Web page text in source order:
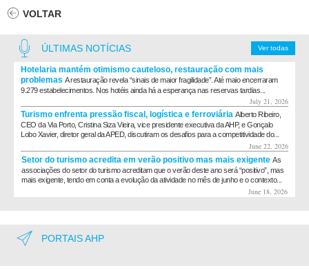
VOLTAR
Ver todas
ÚLTIMAS NOTÍCIAS
Hotelaria mantém otimismo cauteloso, restauração com mais
problemas A restauração revela “sinais de maior fragilidade”. Até maio encerraram
9.279 estabelecimentos. Nos hotéis ainda há a esperança nas reservas tardias...
July 21, 2026
Turismo enfrenta pressão fiscal, logística e ferroviária Alberto Ribeiro,
CEO da Via Porto, Cristina Siza Vieira, vice presidente executiva da AHP, e Gonçalo
Lobo Xavier, diretor geral da APED, discutiram os desafios para a competitividade do...
June 22, 2026
Setor do turismo acredita em verão positivo mas mais exigente As
associações do setor do turismo acreditam que o verão deste ano será “positivo”, mas
mais exigente, tendo em conta a evolução da atividade no mês de junho e o contexto...
June 18, 2026
PORTAIS AHP